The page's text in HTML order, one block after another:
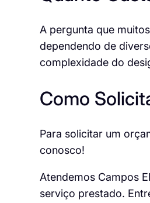
A pergunta que
dependendo de
complexidade do
Como
Para solicitar um
conosco!
Atendemos Campos
serviço prestado.